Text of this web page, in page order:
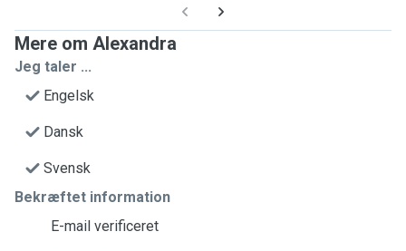
Mere om Alexandra
Jeg taler ...
Engelsk
Dansk
Svensk
Bekræftet information
E-mail verificeret